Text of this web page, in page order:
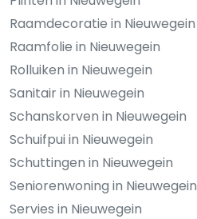
Raamdecoratie in Nieuwegein
Raamfolie in Nieuwegein
Rolluiken in Nieuwegein
Sanitair in Nieuwegein
Schanskorven in Nieuwegein
Schuifpui in Nieuwegein
Schuttingen in Nieuwegein
Seniorenwoning in Nieuwegein
Servies in Nieuwegein